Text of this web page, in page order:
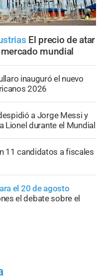
El precio de atar
mundial
inauguró el nuevo
2026
a Jorge Messi y
Lionel durante el Mundial
11 candidatos a fiscales
el 20 de agosto
el debate sobre el